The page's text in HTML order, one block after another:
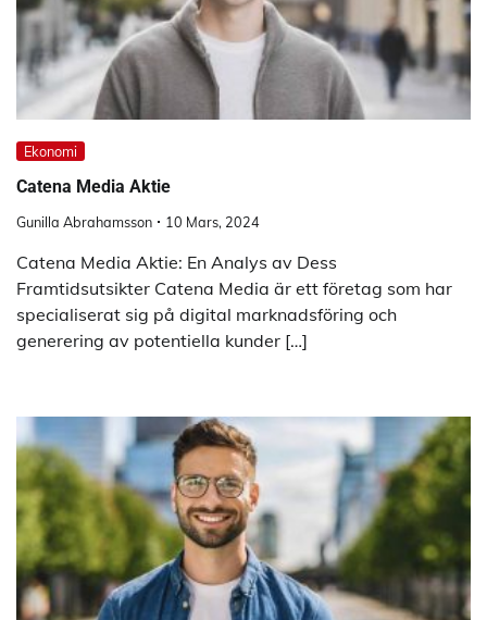
Ekonomi
Catena Media Aktie
Gunilla Abrahamsson 10 Mars, 2024
Catena Media Aktie: En Analys av Dess
Framtidsutsikter Catena Media är ett företag som har
specialiserat sig på digital marknadsföring och
generering av potentiella kunder […]